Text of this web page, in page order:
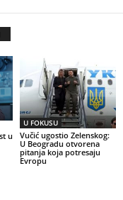
u
U FOKUSU
Vučić ugostio Zelenskog:
U Beogradu otvorena
pitanja koja potresaju
Evropu